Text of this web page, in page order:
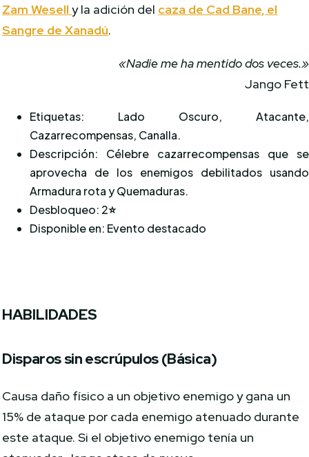
Zam Wesell y la adición del caza de Cad Bane, el
Sangre de Xanadú.
«Nadie me ha mentido dos veces.»
Jango Fett
Etiquetas: Lado Oscuro, Atacante,
Cazarrecompensas, Canalla.
Descripción: Célebre cazarrecompensas que se
aprovecha de los enemigos debilitados usando
Armadura rota y Quemaduras.
Desbloqueo: 2⭐
Disponible en: Evento destacado
HABILIDADES
Disparos sin escrúpulos (Básica)
Causa daño físico a un objetivo enemigo y gana un
15% de ataque por cada enemigo atenuado durante
este ataque. Si el objetivo enemigo tenía un